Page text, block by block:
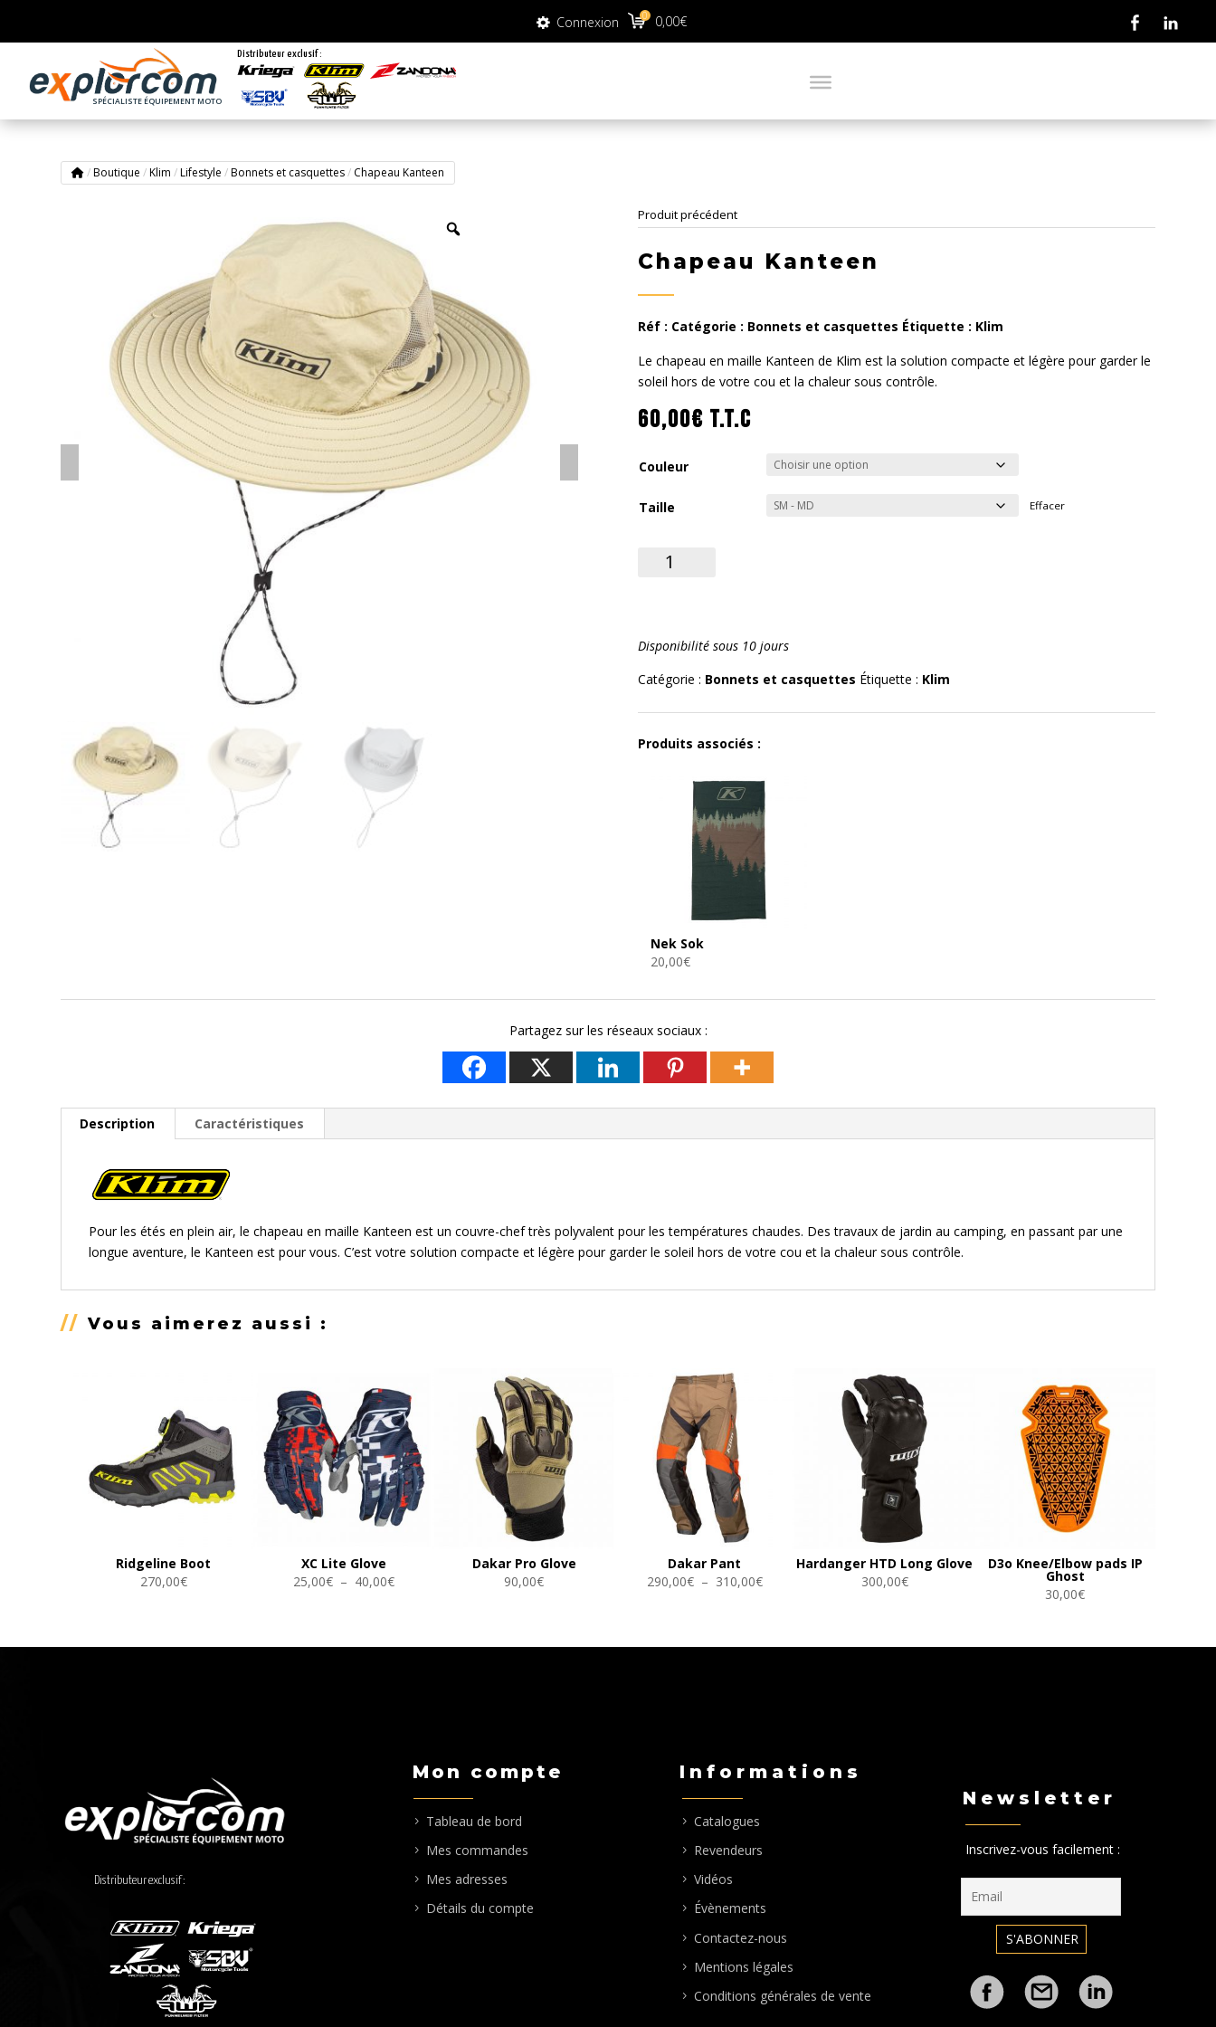
Connexion 0,00€
0
Connexion 0,00€
0
SPÉCIALISTE ÉQUIPEMENT MOTO
Distributeur exclusif :
/Boutique /Klim /Lifestyle /Bonnets et casquettes/ Chapeau Kanteen
Produit précédent
Chapeau Kanteen
Réf : Catégorie : Bonnets et casquettes Étiquette : Klim
Le chapeau en maille Kanteen de Klim est la solution compacte et légère pour garder le
soleil hors de votre cou et la chaleur sous contrôle.
60,00€ T.T.C
Couleur
Taille Effacer
quantité
Disponibilité sous 10 jours
Catégorie : Bonnets et casquettes Étiquette : Klim
Produits associés :
Nek Sok
20,00€
Partagez sur les réseaux sociaux :
Description Caractéristiques
Pour les étés en plein air, le chapeau en maille Kanteen est un couvre-chef très polyvalent pour les températures chaudes. Des travaux de jardin au camping, en passant par une
longue aventure, le Kanteen est pour vous. C’est votre solution compacte et légère pour garder le soleil hors de votre cou et la chaleur sous contrôle.
//Vous aimerez aussi :
Ridgeline Boot
270,00€
XC Lite Glove
25,00€ – 40,00€Plage
25,00€
Dakar Pro Glove
90,00€
Dakar Pant
290,00€ – 310,00€Plage
290,00€
Hardanger HTD Long Glove
300,00€
D3o Knee/Elbow pads IP
Ghost
30,00€
Distributeur exclusif :
Mon compte
Tableau de bord
Mes commandes
Mes adresses
Détails du compte
Informations
Catalogues
Revendeurs
Vidéos
Évènements
Contactez-nous
Mentions légales
Conditions générales de vente
Newsletter
Inscrivez-vous facilement :